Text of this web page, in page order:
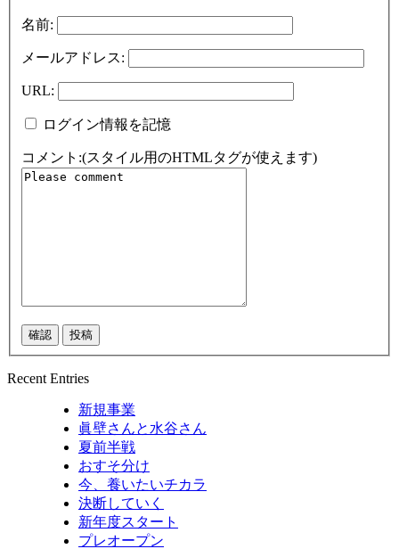
名前:
メールアドレス:
URL:
ログイン情報を記憶
コメント:(スタイル用のHTMLタグが使えます)
Recent Entries
新規事業
眞壁さんと水谷さん
夏前半戦
おすそ分け
今、養いたいチカラ
決断していく
新年度スタート
プレオープン